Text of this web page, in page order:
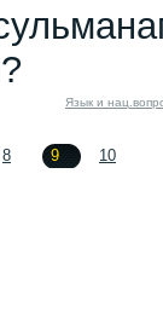
Язык и
8 9
10